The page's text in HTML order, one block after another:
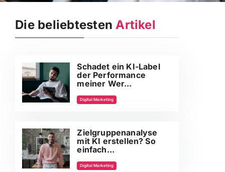
Die beliebtestenArtikel
Schadet ein KI-Label
der Performance
meiner Wer...
Digital Marketing
Zielgruppenanalyse
mit KI erstellen? So
einfach...
Digital Marketing